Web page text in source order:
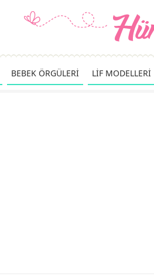
BEBEK ÖRGÜLERİ LİF MODELLERİ